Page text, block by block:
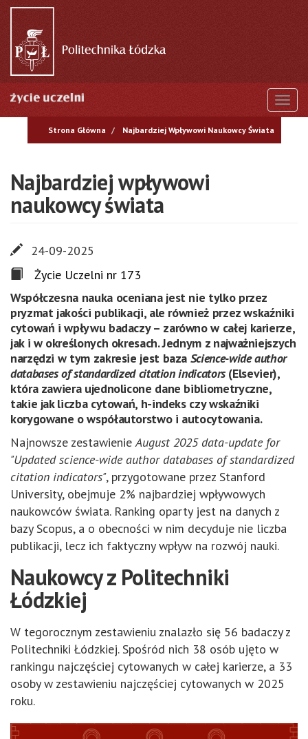
Przejdź
treści
Strona Główna Najbardziej Wpływowi Naukowcy Świata
Najbardziej wpływowi
naukowcy świata
24-09-2025
Życie Uczelni nr 173
Współczesna nauka oceniana jest nie tylko przez
pryzmat jakości publikacji, ale również przez wskaźniki
cytowań i wpływu badaczy – zarówno w całej karierze,
jak i w określonych okresach. Jednym z najważniejszych
narzędzi w tym zakresie jest baza Science-wide author
databases of standardized citation indicators(Elsevier),
która zawiera ujednolicone dane bibliometryczne,
takie jak liczba cytowań, h-indeks czy wskaźniki
korygowane o współautorstwo i autocytowania.
Najnowsze zestawienieAugust 2025 data-update for
"Updated science-wide author databases of standardized
citation indicators", przygotowane przez Stanford
University, obejmuje 2% najbardziej wpływowych
naukowców świata. Ranking oparty jest na danych z
bazy Scopus, a o obecności w nim decyduje nie liczba
publikacji, lecz ich faktyczny wpływ na rozwój nauki.
Naukowcy z Politechniki
Łódzkiej
W tegorocznym zestawieniu znalazło się 56 badaczy z
Politechniki Łódzkiej. Spośród nich 38 osób ujęto w
rankingu najczęściej cytowanych w całej karierze, a 33
osoby w zestawieniu najczęściej cytowanych w 2025
roku.